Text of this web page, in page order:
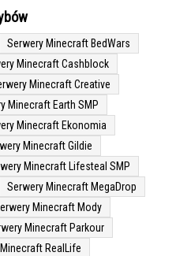
Serwery Minecraft BedWars
Minecraft Cashblock
Minecraft Creative
Minecraft Earth SMP
Minecraft Ekonomia
Minecraft Gildie
Minecraft Lifesteal SMP
Serwery Minecraft MegaDrop
Minecraft Mody
Minecraft Parkour
RealLife